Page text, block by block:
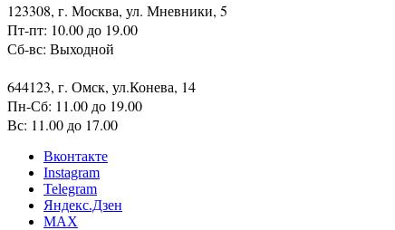
123308, г. Москва, ул. Мневники, 5
Пт-пт: 10.00 до 19.00
Сб-вс: Выходной
644123, г. Омск, ул.Конева, 14
Пн-Сб: 11.00 до 19.00
Вс: 11.00 до 17.00
Вконтакте
Instagram
Telegram
Яндекс.Дзен
MAX